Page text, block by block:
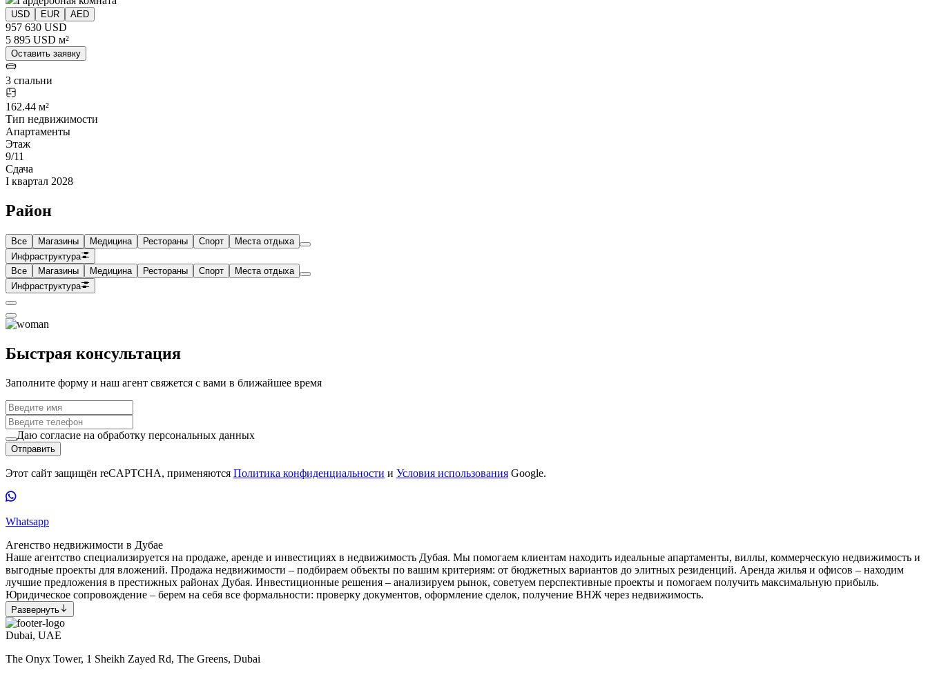
USD EUR AED
957 630 USD
5 895 USD м²
Оставить заявку
3 спальни
162.44 м²
Тип недвижимости
Апартаменты
Этаж
9/11
Сдача
I квартал 2028
Район
Все Магазины Медицина Рестораны Спорт
Места отдыха
Инфраструктура
Все
Магазины Медицина Рестораны Спорт
Места отдыха
Инфраструктура
Быстрая консультация
Заполните форму и наш агент свяжется с вами в ближайшее время
Даю согласие на обработку персональных данных
Отправить
Этот сайт защищён reCAPTCHA, применяются Политика конфиденциальности и Условия использования Google.
Whatsapp
Агенство недвижимости в Дубае
Наше агентство специализируется на продаже, аренде и инвестициях в недвижимость Дубая. Мы помогаем клиентам находить идеальные апартаменты, виллы, коммерческую недвижимость и
выгодные проекты для вложений. Продажа недвижимости – подбираем объекты по вашим критериям: от бюджетных вариантов до элитных резиденций. Аренда жилья и офисов – находим
лучшие предложения в престижных районах Дубая. Инвестиционные решения – анализируем рынок, советуем перспективные проекты и помогаем получить максимальную прибыль.
Юридическое сопровождение – берем на себя все формальности: проверку документов, оформление сделок, получение ВНЖ через недвижимость.
Развернуть
Dubai, UAE
The Onyx Tower, 1 Sheikh Zayed Rd, The Greens, Dubai